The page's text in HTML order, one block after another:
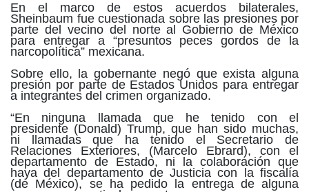
En el marco de estos acuerdos bilaterales,
Sheinbaum fue cuestionada sobre las presiones por
parte del vecino del norte al Gobierno de México
para entregar a “presuntos peces gordos de la
narcopolítica” mexicana.
Sobre ello, la gobernante negó que exista alguna
presión por parte de Estados Unidos para entregar
a integrantes del crimen organizado.
“En ninguna llamada que he tenido con el
presidente (Donald) Trump, que han sido muchas,
ni llamadas que ha tenido el Secretario de
Relaciones Exteriores, (Marcelo Ebrard), con el
departamento de Estado, ni la colaboración que
haya del departamento de Justicia con la fiscalía
(de México), se ha pedido la entrega de alguna